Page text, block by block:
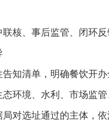
核、事后监管、闭环
知清单，明确餐饮开
态环境、水利、市场监
对选址通过的主体，